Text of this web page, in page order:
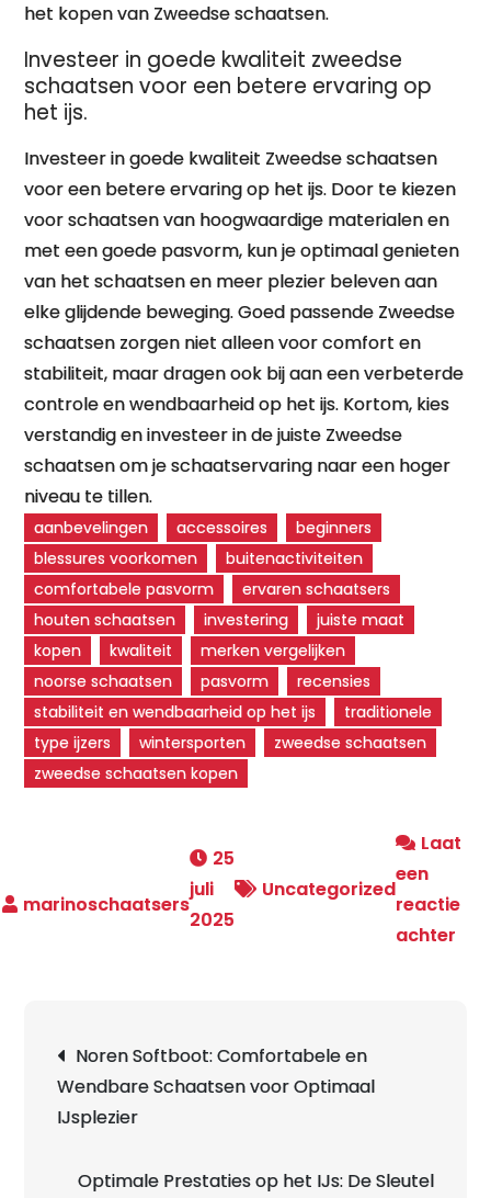
het kopen van Zweedse schaatsen.
Investeer in goede kwaliteit zweedse
schaatsen voor een betere ervaring op
het ijs.
Investeer in goede kwaliteit Zweedse schaatsen
voor een betere ervaring op het ijs. Door te kiezen
voor schaatsen van hoogwaardige materialen en
met een goede pasvorm, kun je optimaal genieten
van het schaatsen en meer plezier beleven aan
elke glijdende beweging. Goed passende Zweedse
schaatsen zorgen niet alleen voor comfort en
stabiliteit, maar dragen ook bij aan een verbeterde
controle en wendbaarheid op het ijs. Kortom, kies
verstandig en investeer in de juiste Zweedse
schaatsen om je schaatservaring naar een hoger
niveau te tillen.
aanbevelingen accessoires
beginners
blessures voorkomen
buitenactiviteiten
comfortabele pasvorm
ervaren schaatsers
houten schaatsen
investering
juiste maat
kopen
kwaliteit
merken vergelijken
noorse schaatsen
pasvorm
recensies
stabiliteit en wendbaarheid op het ijs
traditionele
type ijzers
wintersporten
zweedse schaatsen
zweedse schaatsen kopen
25
juli
2025
Uncategorized
Laat
een
reactie
achter
Noren Softboot: Comfortabele en
Wendbare Schaatsen voor Optimaal
IJsplezier
Optimale Prestaties op het IJs: De Sleutel